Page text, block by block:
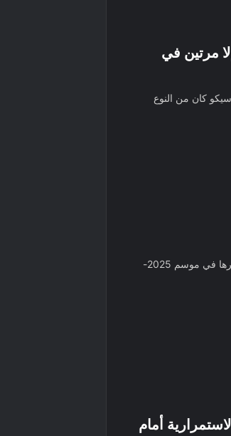
مرتين في
كان من النوع
توج نادي برشلونة بلقب الدوري الإسباني لكرة القدم 29 مرة، كان آخرها في موسم 2025-
أمام